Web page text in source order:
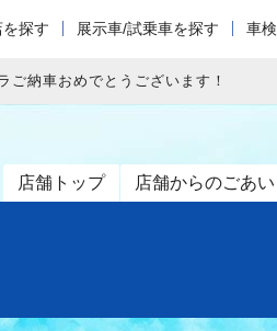
を探す 展示車/試乗車を探す 車
ご納車おめでとうございます！
店舗トップ 店舗からのごあ